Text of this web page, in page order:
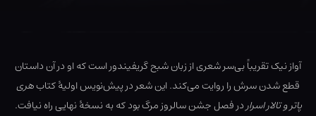
آواز نیک تقریباً بی‌سر شعری از زبان شبح گریفیندور است که او در آن داستان
قطع شدن سرش را روایت می‌کند. این شعر در پیش‌نویس اولیۀ کتابهری
پاتر و تالار اسراردر فصل جشن سالروز مرگ بود که به نسخۀ نهایی راه نیافت.